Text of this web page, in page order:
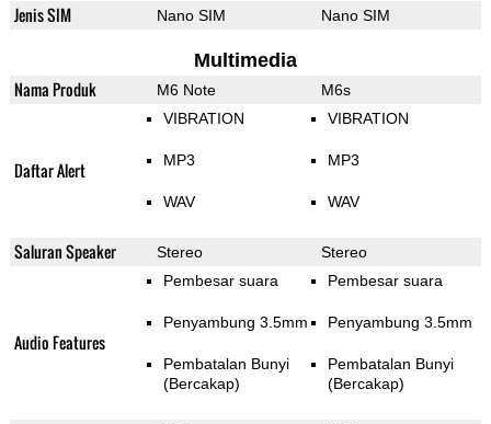
Jenis SIM Nano SIM Nano SIM
Multimedia
Nama Produk M6 Note M6s
Daftar Alert
VIBRATION
MP3
WAV
VIBRATION
MP3
WAV
Saluran Speaker Stereo Stereo
Audio Features
Pembesar suara
Penyambung 3.5mm
Pembatalan Bunyi
(Bercakap)
Pembesar suara
Penyambung 3.5mm
Pembatalan Bunyi
(Bercakap)